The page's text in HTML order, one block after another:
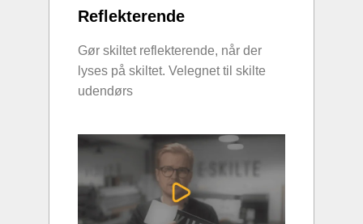
Reflekterende
Gør skiltet reflekterende, når der
lyses på skiltet. Velegnet til skilte
udendørs